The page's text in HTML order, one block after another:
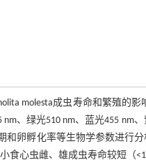
molesta成虫寿命和繁殖的影
、绿光510 nm、蓝光455
卵孵化率等生物学参数进行
食心虫雌、雄成虫寿命较短（